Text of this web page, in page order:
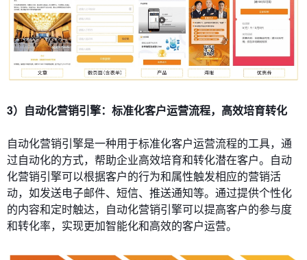
3）自动化营销引擎：标准化客户运营流程，高效培育转化
自动化营销引擎是一种用于标准化客户运营流程的工具，通
过自动化的方式，帮助企业高效培育和转化潜在客户。自动
化营销引擎可以根据客户的行为和属性触发相应的营销活
动，如发送电子邮件、短信、推送通知等。通过提供个性化
的内容和定时触达，自动化营销引擎可以提高客户的参与度
和转化率，实现更加智能化和高效的客户运营。